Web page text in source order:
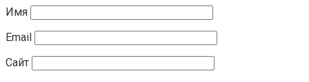
Имя
Email
Сайт